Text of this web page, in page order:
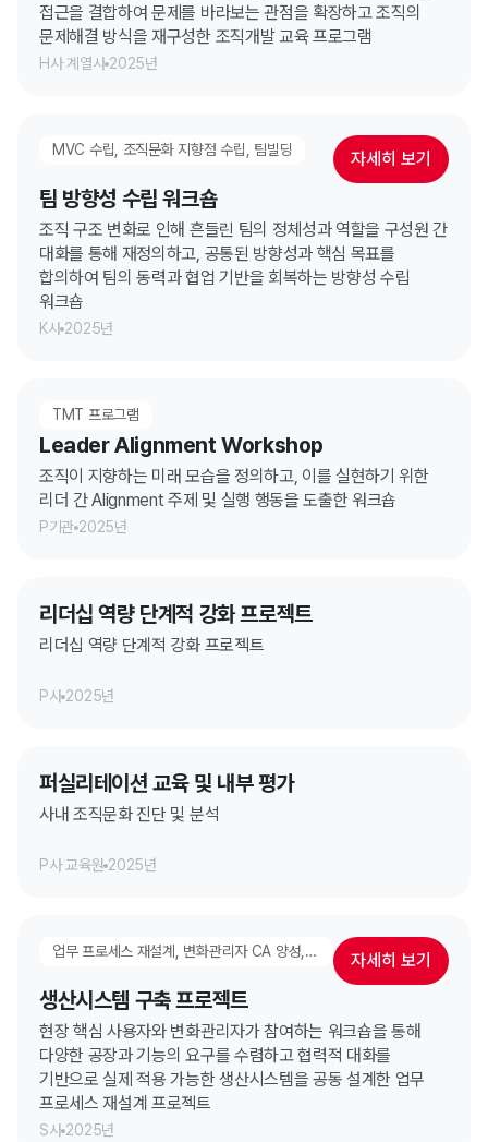
접근을 결합하여 문제를 바라보는 관점을 확장하고 조직의
문제해결 방식을 재구성한 조직개발 교육 프로그램
H사 계열사 2025년
MVC 수립, 조직문화 지향점 수립, 팀빌딩 자세히 보기
팀 방향성 수립 워크숍
조직 구조 변화로 인해 흔들린 팀의 정체성과 역할을 구성원 간
대화를 통해 재정의하고, 공통된 방향성과 핵심 목표를
합의하여 팀의 동력과 협업 기반을 회복하는 방향성 수립
워크숍
K사 2025년
TMT 프로그램
Leader Alignment Workshop
조직이 지향하는 미래 모습을 정의하고, 이를 실현하기 위한
리더 간 Alignment 주제 및 실행 행동을 도출한 워크숍
P기관 2025년
리더십 역량 단계적 강화 프로젝트
리더십 역량 단계적 강화 프로젝트
P사 2025년
퍼실리테이션 교육 및 내부 평가
사내 조직문화 진단 및 분석
P사 교육원 2025년
업무 프로세스 재설계, 변화관리자 CA 양성, 협업 & 시너지 강화 자세히 보기
생산시스템 구축 프로젝트
현장 핵심 사용자와 변화관리자가 참여하는 워크숍을 통해
다양한 공장과 기능의 요구를 수렴하고 협력적 대화를
기반으로 실제 적용 가능한 생산시스템을 공동 설계한 업무
프로세스 재설계 프로젝트
S사 2025년